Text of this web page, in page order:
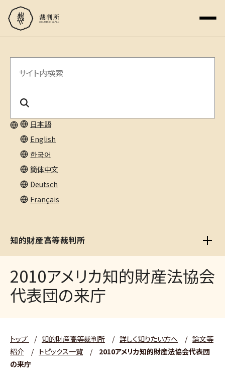
日本語
English
한국어
簡体中文
Deutsch
Français
サ
内
検
索
知的財産高等裁判所
2010アメリカ知的財産法協会
代表団の来庁
トップ / 知的財産高等裁判所 / 詳しく知りたい方へ / 論文等
紹介
/ トピックス一覧 /
2010アメリカ知的財産法協会代表団
の来庁